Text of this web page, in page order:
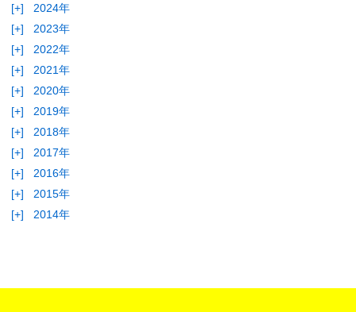
[+]
2024年
[+]
2023年
[+]
2022年
[+]
2021年
[+]
2020年
[+]
2019年
[+]
2018年
[+]
2017年
[+]
2016年
[+]
2015年
[+]
2014年